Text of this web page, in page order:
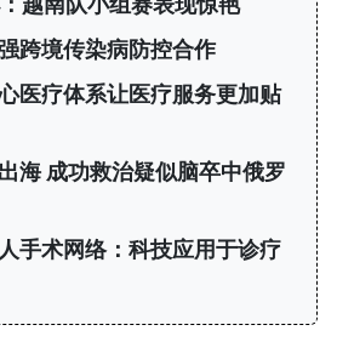
跨境传染病防控合作
医疗体系让医疗服务更加贴
海 成功救治疑似脑卒中俄罗
手术网络：科技应用于诊疗